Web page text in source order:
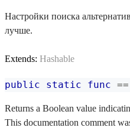
Настройки поиска
лучше.
Extends: Hashable
public static func ==
Returns a Boolean value
This documentation comment